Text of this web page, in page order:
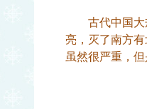
古代中国大规
亮，灭了南方
虽然很严重，